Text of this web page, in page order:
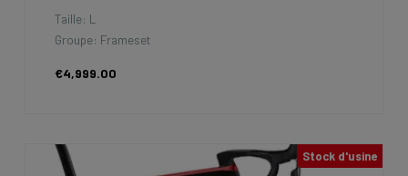
Taille: L
Groupe: Frameset
€4,999.00
Stock d'usine